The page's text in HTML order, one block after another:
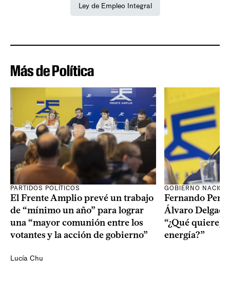
Ley de Empleo Integral
Más de Política
PARTIDOS POLÍTICOS
El Frente Amplio prevé un trabajo
de “mínimo un año” para lograr
una “mayor comunión entre los
votantes y la acción de gobierno”
Lucía Chu
GOBIERNO
Fernando
Álvaro
“¿Qué quiere,
energía?”